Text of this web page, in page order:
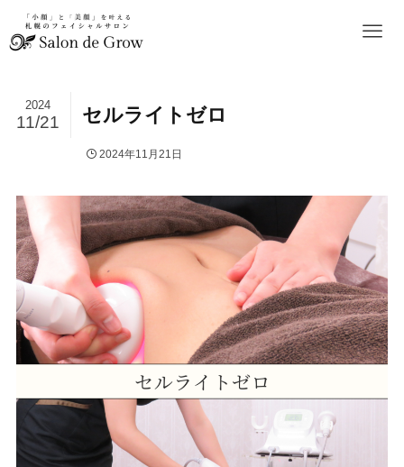
セルライトゼロ
2024
11/21
2024年11月21日